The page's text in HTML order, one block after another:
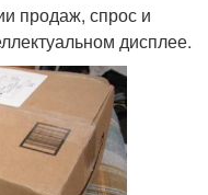
продаж, спрос и
дисплее.